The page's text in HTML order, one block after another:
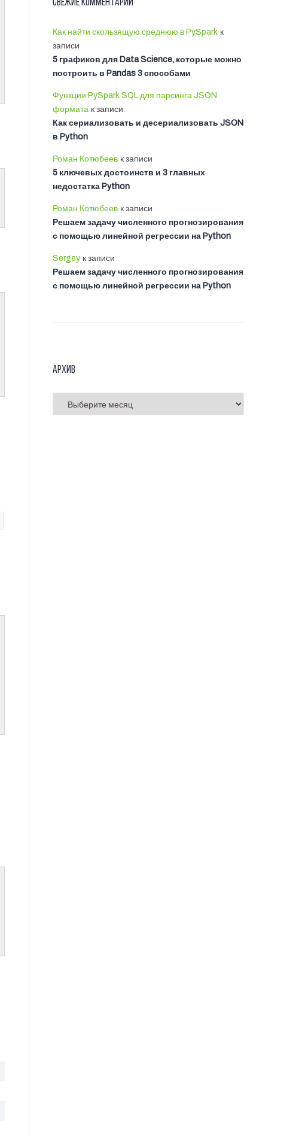
Свежие комментарии
Как найти скользящую среднюю в PySpark к
записи
5 графиков для Data Science, которые можно
построить в Pandas 3 способами
Функции PySpark SQL для парсинга JSON
формата к записи
Как сериализовать и десериализовать JSON
в Python
Роман Котюбеев к записи
5 ключевых достоинств и 3 главных
недостатка Python
Роман Котюбеев к записи
Решаем задачу численного прогнозирования
с помощью линейной регрессии на Python
Sergey к записи
Решаем задачу численного прогнозирования
с помощью линейной регрессии на Python
Архив